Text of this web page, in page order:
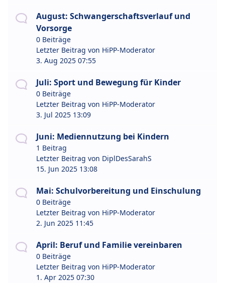
August: Schwangerschaftsverlauf und
Vorsorge
0 Beiträge
Letzter Beitrag von HiPP-Moderator
3. Aug 2025 07:55
Juli: Sport und Bewegung für Kinder
0 Beiträge
Letzter Beitrag von HiPP-Moderator
3. Jul 2025 13:09
Juni: Mediennutzung bei Kindern
1 Beitrag
Letzter Beitrag von DiplDesSarahS
15. Jun 2025 13:08
Mai: Schulvorbereitung und Einschulung
0 Beiträge
Letzter Beitrag von HiPP-Moderator
2. Jun 2025 11:45
April: Beruf und Familie vereinbaren
0 Beiträge
Letzter Beitrag von HiPP-Moderator
1. Apr 2025 07:30